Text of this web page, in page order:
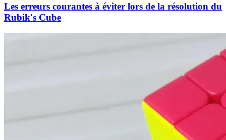
Les erreurs courantes à éviter lors de la résolution du
Rubik's Cube